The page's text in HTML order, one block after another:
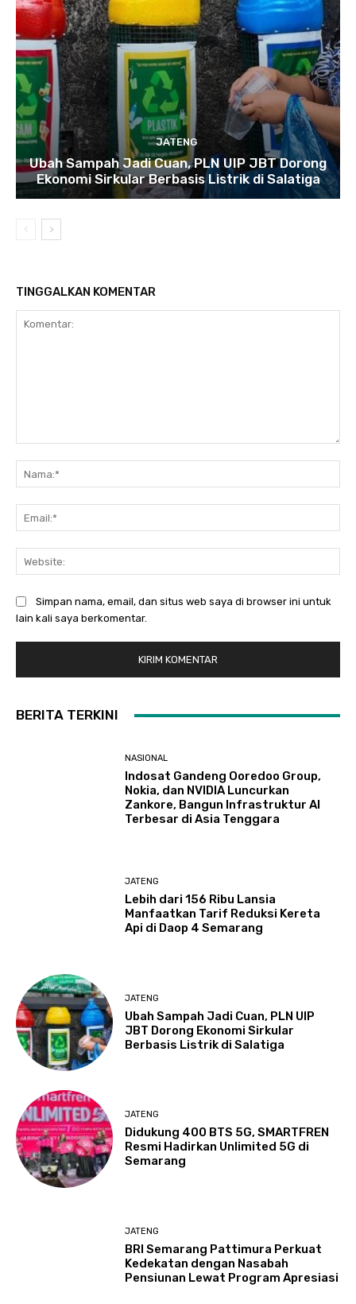
JATENG
Ubah Sampah Jadi Cuan, PLN UIP JBT Dorong
Ekonomi Sirkular Berbasis Listrik di Salatiga
TINGGALKAN KOMENTAR
Simpan nama, email, dan situs web saya di browser ini untuk
lain kali saya berkomentar.
BERITA TERKINI
NASIONAL
Indosat Gandeng Ooredoo Group,
Nokia, dan NVIDIA Luncurkan
Zankore, Bangun Infrastruktur AI
Terbesar di Asia Tenggara
JATENG
Lebih dari 156 Ribu Lansia
Manfaatkan Tarif Reduksi Kereta
Api di Daop 4 Semarang
JATENG
Ubah Sampah Jadi Cuan, PLN UIP
JBT Dorong Ekonomi Sirkular
Berbasis Listrik di Salatiga
JATENG
Didukung 400 BTS 5G, SMARTFREN
Resmi Hadirkan Unlimited 5G di
Semarang
JATENG
BRI Semarang Pattimura Perkuat
Kedekatan dengan Nasabah
Pensiunan Lewat Program Apresiasi